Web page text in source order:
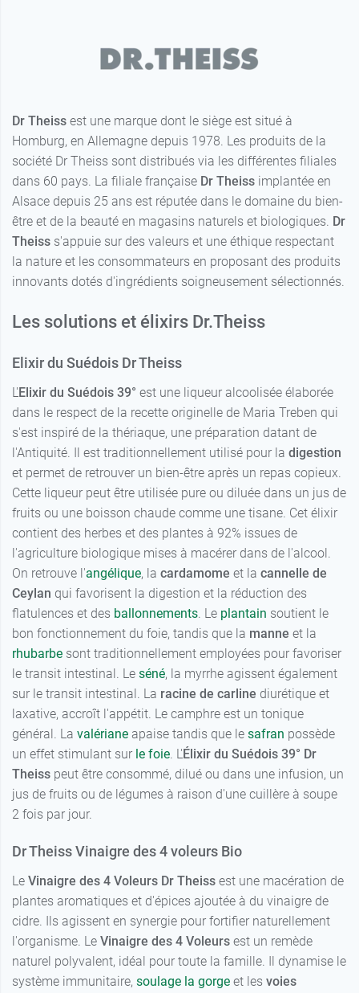
Dr Theiss est une marque dont le siège est situé à
Homburg, en Allemagne depuis 1978. Les produits de la
société Dr Theiss sont distribués via les différentes filiales
dans 60 pays. La filiale française Dr Theiss implantée en
Alsace depuis 25 ans est réputée dans le domaine du bien-
être et de la beauté en magasins naturels et biologiques. Dr
Theiss s'appuie sur des valeurs et une éthique respectant
la nature et les consommateurs en proposant des produits
innovants dotés d'ingrédients soigneusement sélectionnés.
Les solutions et élixirs Dr.Theiss
Elixir du Suédois Dr Theiss
L'Elixir du Suédois 39° est une liqueur alcoolisée élaborée
dans le respect de la recette originelle de Maria Treben qui
s'est inspiré de la thériaque, une préparation datant de
l'Antiquité. Il est traditionnellement utilisé pour la digestion
et permet de retrouver un bien-être après un repas copieux.
Cette liqueur peut être utilisée pure ou diluée dans un jus de
fruits ou une boisson chaude comme une tisane. Cet élixir
contient des herbes et des plantes à 92% issues de
l'agriculture biologique mises à macérer dans de l'alcool.
On retrouve l'angélique, la cardamome et la cannelle de
Ceylan qui favorisent la digestion et la réduction des
flatulences et des ballonnements. Le plantain soutient le
bon fonctionnement du foie, tandis que la manne et la
rhubarbe sont traditionnellement employées pour favoriser
le transit intestinal. Le séné, la myrrhe agissent également
sur le transit intestinal. La racine de carline diurétique et
laxative, accroît l'appétit. Le camphre est un tonique
général. La valériane apaise tandis que le safran possède
un effet stimulant sur le foie. L'Élixir du Suédois 39° Dr
Theiss peut être consommé, dilué ou dans une infusion, un
jus de fruits ou de légumes à raison d'une cuillère à soupe
2 fois par jour.
Dr Theiss Vinaigre des 4 voleurs Bio
Le Vinaigre des 4 Voleurs Dr Theiss est une macération de
plantes aromatiques et d'épices ajoutée à du vinaigre de
cidre. Ils agissent en synergie pour fortifier naturellement
l'organisme. Le Vinaigre des 4 Voleurs est un remède
naturel polyvalent, idéal pour toute la famille. Il dynamise le
système immunitaire, soulage la gorge et les voies